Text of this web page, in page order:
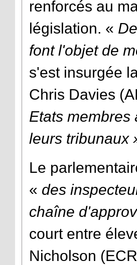
renforcés au
législation. «
font l'objet de
s'est insurgée
Chris Davies
Etats
leurs tribunaux
Le
« des
chaîne
court entre
Nicholson